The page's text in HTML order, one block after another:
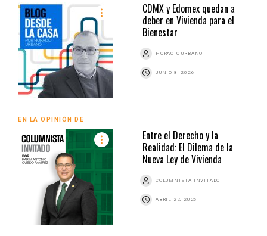
CDMX y Edomex quedan a
deber en Vivienda para el
Bienestar
HORACIO URBANO
JUNIO 8, 2026
EN LA OPINIÓN DE
Entre el Derecho y la
Realidad: El Dilema de la
Nueva Ley de Vivienda
COLUMNISTA INVITADO
ABRIL 22, 2026